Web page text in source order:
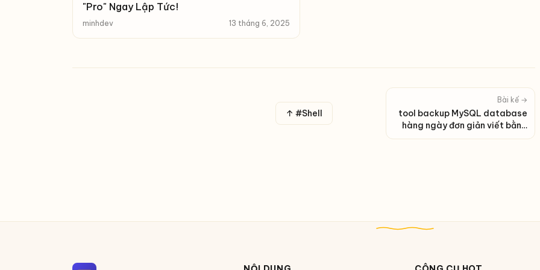
"Pro" Ngay Lập Tức!
minhdev 13 tháng 6, 2025
↑ #Shell
Bài kế →
tool backup MySQL database
hàng ngày đơn giản viết bằng
Bash script trên Linux